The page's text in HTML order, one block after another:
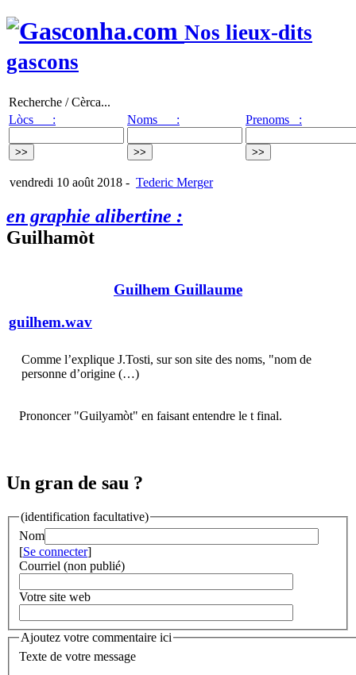
Nos lieux-dits
gascons
Recherche / Cèrca...
Lòcs :
Noms : Prenoms :
vendredi 10 août 2018 - Tederic Merger
en graphie alibertine :
Guilhamòt
Guilhem Guillaume
guilhem.wav
Comme l’explique J.Tosti, sur son site des noms, "nom de
personne d’origine (…)
Prononcer "Guilyamòt" en faisant entendre le t final.
Un gran de sau ?
(identification facultative)
Nom
[Se connecter]
Courriel (non publié)
Votre site web
Ajoutez votre commentaire ici
Texte de votre message